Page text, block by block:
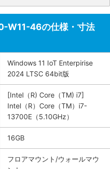
W11-46の仕様・寸法
Windows 11 IoT Enterpirise
2024 LTSC 64bit版
[Intel（R) Core（TM) i7]
Intel（R）Core（TM）i7-
13700E（5.10GHz）
16GB
フロアマウント/ウォールマウ